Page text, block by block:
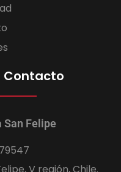
Contacto
San Felipe
V región, Chile.